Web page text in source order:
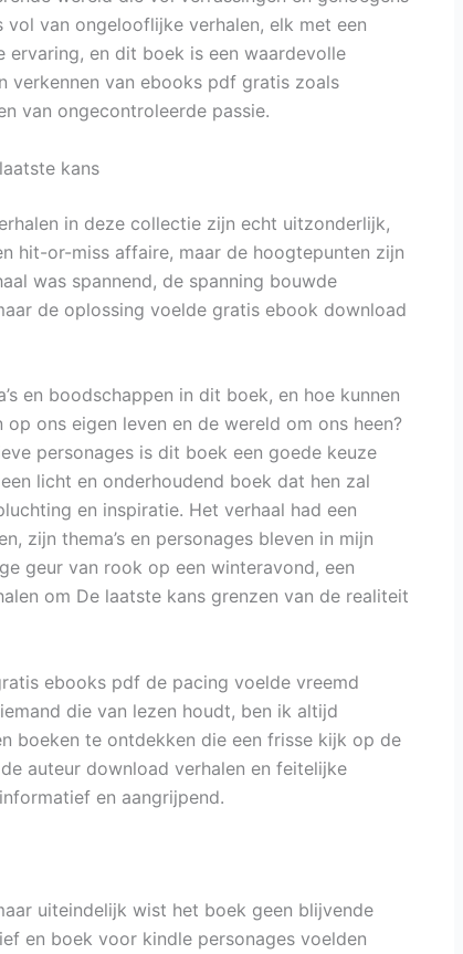
van ongelooflijke verhalen, elk met een
ervaring, en dit boek is een waardevolle
verkennen van ebooks pdf gratis zoals
van ongecontroleerde passie.
kans
in deze collectie zijn echt uitzonderlijk,
hit-or-miss affaire, maar de hoogtepunten zijn
was spannend, de spanning bouwde
de oplossing voelde gratis ebook download
en boodschappen in dit boek, en hoe kunnen
ons eigen leven en de wereld om ons heen?
personages is dit boek een goede keuze
licht en onderhoudend boek dat hen zal
en inspiratie. Het verhaal had een
zijn thema’s en personages bleven in mijn
geur van rook op een winteravond, een
om De laatste kans grenzen van de realiteit
ebooks pdf de pacing voelde vreemd
die van lezen houdt, ben ik altijd
boeken te ontdekken die een frisse kijk op de
auteur download verhalen en feitelijke
en aangrijpend.
uiteindelijk wist het boek geen blijvende
en boek voor kindle personages voelden